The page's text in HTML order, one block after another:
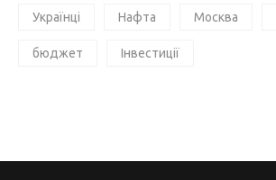
Українці Нафта Москва
бюджет Інвестиції